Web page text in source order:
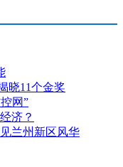
晓11个金奖
网”
济？
兰州新区风华